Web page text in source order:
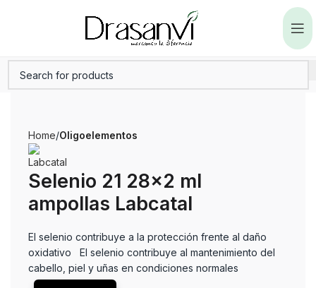
Home Oligoelementos
Selenio 21 28×2 ml
ampollas Labcatal
El selenio contribuye a la protección frente al daño
oxidativo El selenio contribuye al mantenimiento del
cabello, piel y uñas en condiciones normales